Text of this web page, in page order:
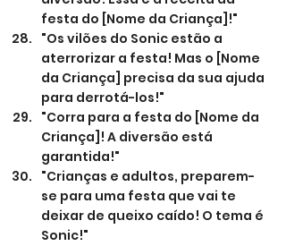
festa do [Nome da Criança]!"
"Os vilões do Sonic estão a
aterrorizar a festa! Mas o [Nome
da Criança] precisa da sua ajuda
para derrotá-los!"
"Corra para a festa do [Nome da
Criança]! A diversão está
garantida!"
"Crianças e adultos, preparem-
se para uma festa que vai te
deixar de queixo caído! O tema é
Sonic!"